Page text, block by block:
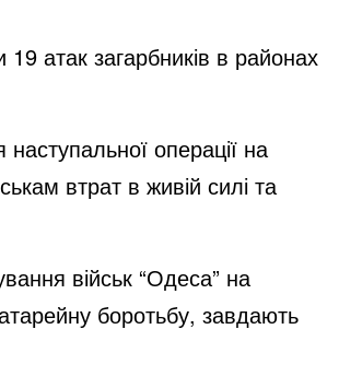
атак загарбників в районах
операції на
втрат в живій силі та
військ “Одеса” на
боротьбу, завдають